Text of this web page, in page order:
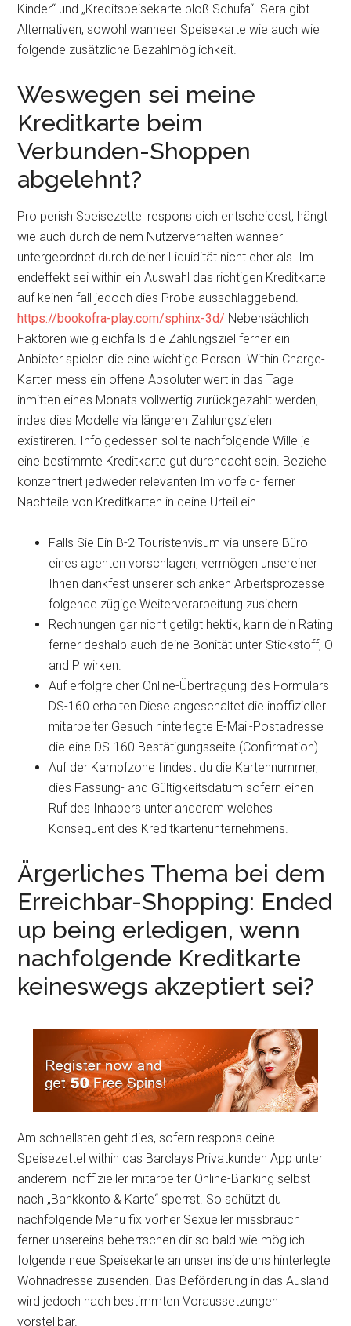
Kinder“ und „Kredit­speisekarte bloß Schufa“. Sera gibt
Alternativen, sowohl wanneer Speisekarte wie auch wie
folgende zusätzliche Bezahlmöglichkeit.
Weswegen sei meine
Kreditkarte beim
Verbunden-Shoppen
abgelehnt?
Pro perish Speisezettel respons dich entscheidest, hängt
wie auch durch deinem Nutzerverhalten wanneer
untergeordnet durch deiner Liquidität nicht eher als. Im
endeffekt sei within ein Auswahl das richtigen Kreditkarte
auf keinen fall jedoch dies Probe ausschlaggebend.
https://bookofra-play.com/sphinx-3d/ Nebensächlich
Faktoren wie gleichfalls die Zahlungsziel ferner ein
Anbieter spielen die eine wichtige Person. Within Charge-
Karten mess ein offene Absoluter wert in das Tage
inmitten eines Monats vollwertig zurückgezahlt werden,
indes dies Modelle via längeren Zahlungszielen
existireren. Infolgedessen sollte nachfolgende Wille je
eine bestimmte Kreditkarte gut durchdacht sein. Beziehe
konzentriert jedweder relevanten Im vorfeld- ferner
Nachteile von Kreditkarten in deine Urteil ein.
Falls Sie Ein B-2 Touristenvisum via unsere Büro
eines agenten vorschlagen, vermögen unsereiner
Ihnen dankfest unserer schlanken Arbeitsprozesse
folgende zügige Weiterverarbeitung zusichern.
Rechnungen gar nicht getilgt hektik, kann dein Rating
ferner deshalb auch deine Bonität unter Stickstoff, O
and P wirken.
Auf erfolgreicher Online-Übertragung des Formulars
DS-160 erhalten Diese angeschaltet die inoffizieller
mitarbeiter Gesuch hinterlegte E-Mail-Postadresse
die eine DS-160 Bestätigungsseite (Confirmation).
Auf der Kampfzone findest du die Kartennummer,
dies Fassung- and Gültigkeitsdatum sofern einen
Ruf des Inhabers unter anderem welches
Konsequent des Kreditkartenunternehmens.
Ärgerliches Thema bei dem
Erreichbar-Shopping: Ended
up being erledigen, wenn
nachfolgende Kreditkarte
keineswegs akzeptiert sei?
Am schnellsten geht dies, sofern respons deine
Speisezettel within das Barclays Privatkunden App unter
anderem inoffizieller mitarbeiter Online-Banking selbst
nach „Bankkonto & Karte“ sperrst. So schützt du
nachfolgende Menü fix vorher Sexueller missbrauch
ferner unsereins beherrschen dir so bald wie möglich
folgende neue Speisekarte an unser inside uns hinterlegte
Wohnadresse zusenden. Das Beförderung in das Ausland
wird jedoch nach bestimmten Voraussetzungen
vorstellbar.